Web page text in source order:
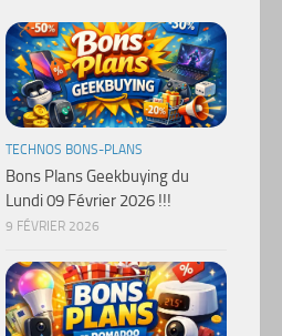
TECHNOS BONS-PLANS
Bons Plans Geekbuying du
Lundi 09 Février 2026 !!!
9 FÉVRIER 2026